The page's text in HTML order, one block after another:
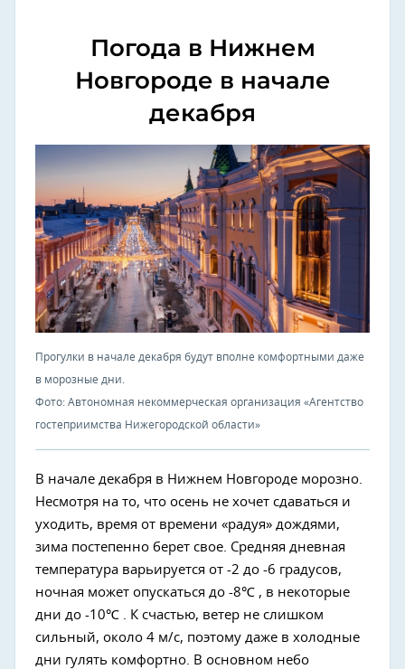
Погода в Нижнем
Новгороде в начале
декабря
Прогулки в начале декабря будут вполне комфортными даже
в морозные дни.
Фото: Автономная некоммерческая организация «Агентство
гостеприимства Нижегородской области»
В начале декабря в Нижнем Новгороде морозно.
Несмотря на то, что осень не хочет сдаваться и
уходить, время от времени «радуя» дождями,
зима постепенно берет свое. Средняя дневная
температура варьируется от -2 до -6 градусов,
ночная может опускаться до -8℃ , в некоторые
дни до -10℃ . К счастью, ветер не слишком
сильный, около 4 м/с, поэтому даже в холодные
дни гулять комфортно. В основном небо